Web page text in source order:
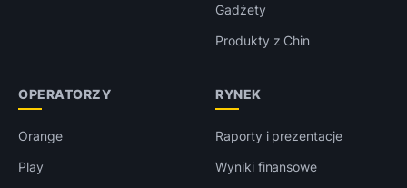
Gadżety
Produkty z Chin
OPERATORZY
Orange
Play
RYNEK
Raporty i prezentacje
Wyniki finansowe